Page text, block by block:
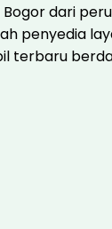
dari
penyedia
terbaru